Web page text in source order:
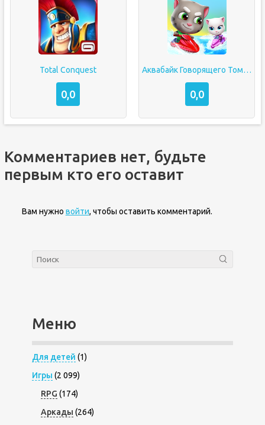
Total Conquest
0,0
Аквабайк Говорящего Тома 2
0,0
Комментариев нет, будьте
первым кто его оставит
Вам нужно войти, чтобы оставить комментарий.
Меню
Для детей (1)
Игры (2 099)
RPG (174)
Аркады (264)